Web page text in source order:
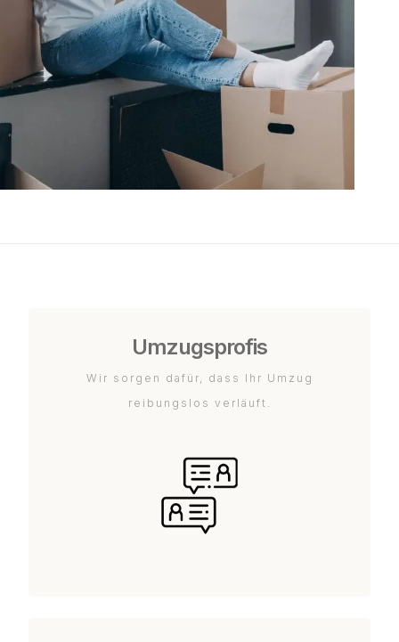
Umzugsprofis
Wir sorgen dafür, dass Ihr Umzug
reibungslos verläuft.